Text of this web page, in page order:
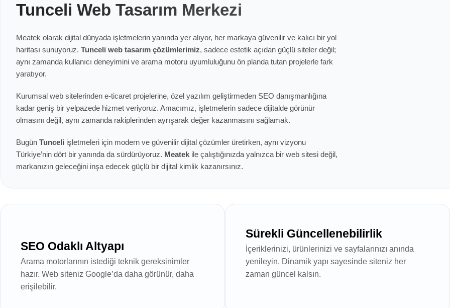
Tunceli Web Tasarım Merkezi
Meatek olarak dijital dünyada işletmelerin yanında yer alıyor, her markaya güvenilir ve kalıcı bir yol
haritası sunuyoruz. Tunceli web tasarım çözümlerimiz, sadece estetik açıdan güçlü siteler değil;
aynı zamanda kullanıcı deneyimini ve arama motoru uyumluluğunu ön planda tutan projelerle fark
yaratıyor.
Kurumsal web sitelerinden e-ticaret projelerine, özel yazılım geliştirmeden SEO danışmanlığına
kadar geniş bir yelpazede hizmet veriyoruz. Amacımız, işletmelerin sadece dijitalde görünür
olmasını değil, aynı zamanda rakiplerinden ayrışarak değer kazanmasını sağlamak.
Bugün Tunceli işletmeleri için modern ve güvenilir dijital çözümler üretirken, aynı vizyonu
Türkiye’nin dört bir yanında da sürdürüyoruz. Meatek ile çalıştığınızda yalnızca bir web sitesi değil,
markanızın geleceğini inşa edecek güçlü bir dijital kimlik kazanırsınız.
SEO Odaklı Altyapı
Arama motorlarının istediği teknik gereksinimler
hazır. Web siteniz Google’da daha görünür, daha
erişilebilir.
Sürekli Güncellenebilirlik
İçeriklerinizi, ürünlerinizi ve sayfalarınızı anında
yenileyin. Dinamik yapı sayesinde siteniz her
zaman güncel kalsın.